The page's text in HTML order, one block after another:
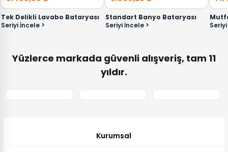
Tek Delikli Lavabo Bataryası
Seriyi İncele >
Standart Banyo Bataryası
Seriyi İncele >
Yüzlerce markada güvenli alışveriş, tam 11
yıldır.
Kurumsal